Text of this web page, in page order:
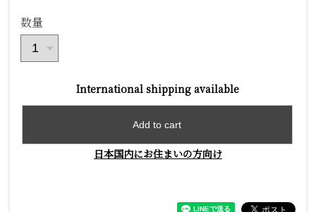
数量
International shipping available
Add to cart
日本国内にお住まいの方向け